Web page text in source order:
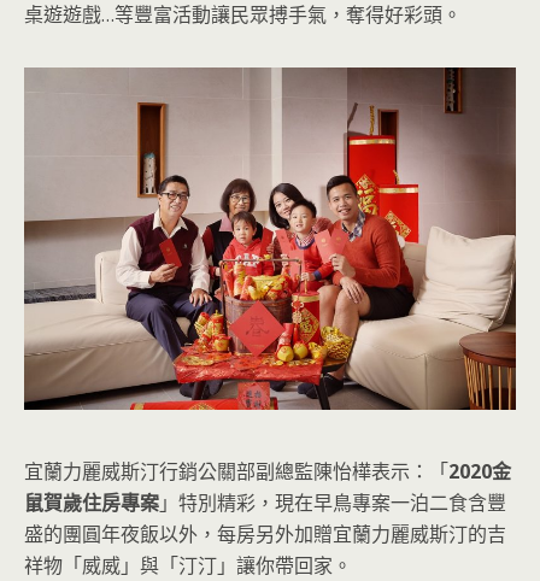
桌遊遊戲…等豐富活動讓民眾搏手氣，奪得好彩頭。
宜蘭力麗威斯汀行銷公關部副總監陳怡樺表示：「2020金
鼠賀歲住房專案」特別精彩，現在早鳥專案一泊二食含豐
盛的團圓年夜飯以外，每房另外加贈宜蘭力麗威斯汀的吉
祥物「威威」與「汀汀」讓你帶回家。